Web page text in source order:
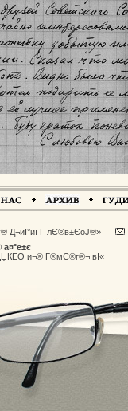
Д¬иІ°иї Г лЄ®в±ЄоЈ®»
и¬® Г®мЄ®г®¬ вІ«